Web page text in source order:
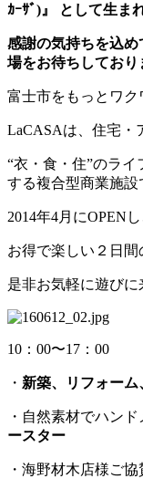
ｶｰｻﾞ)』 として生ま
感謝の気持ちを込
場をお待ちしており
富士市をもっとワク
LaCASAは、住宅・
“衣・食・住”のラ
する複合型商業施設
2014年4月にOPEN
お得で楽しい２日間
是非お気軽に遊びに
10：00〜17：00
・ 新築、リフォー
・自然素材でハン
ースター
・海野材木店様ご